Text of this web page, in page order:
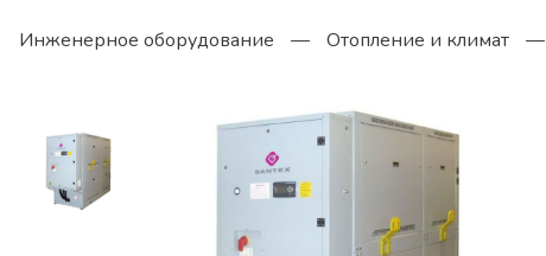
Инженерное оборудование — Отопление и климат —